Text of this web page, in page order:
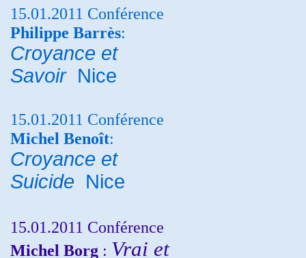
15.01.2011 Conférence
Philippe Barrès:
Croyance et
Savoir Nice
15.01.2011 Conférence
Michel Benoît:
Croyance et
Suicide Nice
15.01.2011 Conférence
Michel Borg : Vrai et